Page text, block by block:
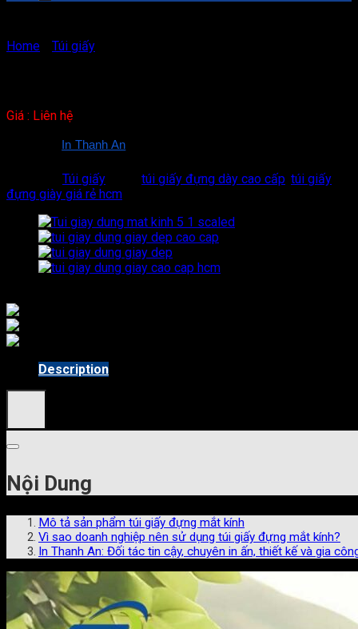
Home Túi giấy
Giá : Liên hệ
In Thanh An
Túi giấy túi giấy đựng dày cao cấp túi giấy
đựng giày giá rẻ hcm
Description
Nội Dung
Mô tả sản phẩm túi giấy đựng mắt kính
Vì sao doanh nghiệp nên sử dụng túi giấy đựng mắt kính?
In Thanh An: Đối tác tin cậy, chuyên in ấn, thiết kế và gia